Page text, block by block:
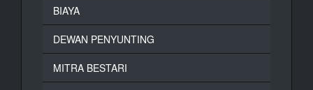
BIAYA
DEWAN PENYUNTING
MITRA BESTARI